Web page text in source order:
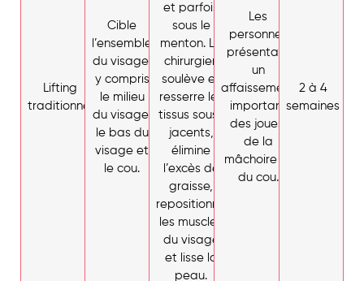
Lifting
traditionnel
Cible
l’ensemble
du visage,
y compris
le milieu
du visage,
le bas du
visage et
le cou.
et parfois
sous le
menton. Le
chirurgien
soulève et
resserre les
tissus sous-
jacents,
élimine
l’excès de
graisse,
repositionne
les muscles
du visage
et lisse la
peau.
Les
personnes
présentant
un
affaissement
important
des joues,
de la
mâchoire et
du cou.
2 à 4
semaines